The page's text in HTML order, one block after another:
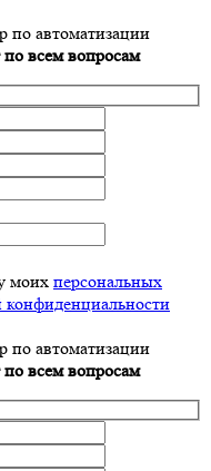
автоматизации
по всем вопросам
моих персональных
автоматизации
по всем вопросам